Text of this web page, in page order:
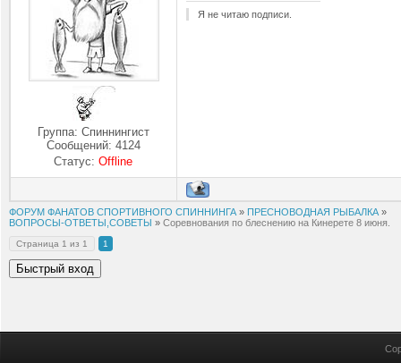
Группа: Спиннингист
Сообщений: 4124
Статус:Offline
Я не читаю подписи.
ФОРУМ ФАНАТОВ СПОРТИВНОГО СПИННИНГА » ПРЕСНОВОДНАЯ РЫБАЛКА »
ВОПРОСЫ-ОТВЕТЫ,СОВЕТЫ » Соревнования по блеснению на Кинерете 8 июня.
Страница 1 из 1 1